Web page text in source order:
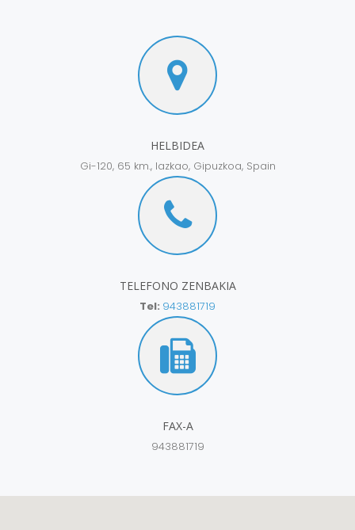
HELBIDEA
Gi-120, 65 km., lazkao, Gipuzkoa, Spain
TELEFONO ZENBAKIA
Tel: 943881719
FAX-A
943881719